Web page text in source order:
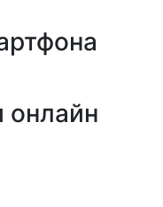
онлайн